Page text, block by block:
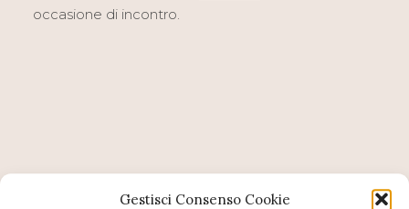
Gestisci Consenso Cookie
occasione di incontro.